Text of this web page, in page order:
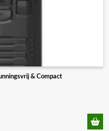
& Compact